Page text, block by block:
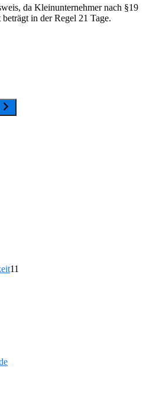
da Kleinunternehmer nach §19
in der Regel 21 Tage.
11